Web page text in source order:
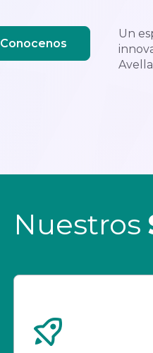
Conocenos
Un
Nuestros